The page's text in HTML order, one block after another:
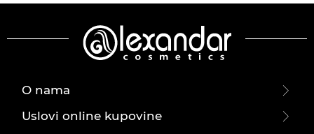
O nama
Uslovi online kupovine